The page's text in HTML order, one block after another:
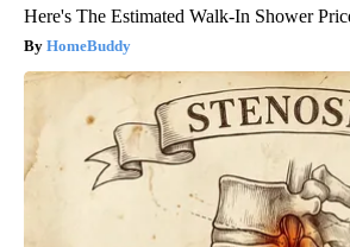
Here's The Estimated Walk-In Shower
HomeBuddy